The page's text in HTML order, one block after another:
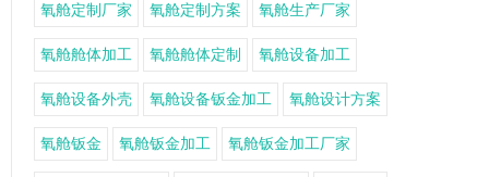
氧舱定制厂家 氧舱定制方案 氧舱生产厂家
氧舱舱体加工 氧舱舱体定制 氧舱设备加工
氧舱设备外壳 氧舱设备钣金加工 氧舱设计方案
氧舱钣金 氧舱钣金加工 氧舱钣金加工厂家